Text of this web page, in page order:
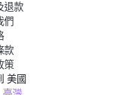
退款
們
款
策
美國